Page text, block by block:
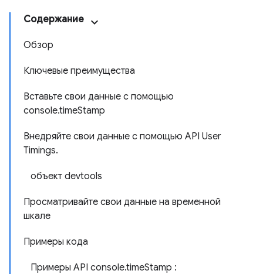
Содержание
Обзор
Ключевые преимущества
Вставьте свои данные с помощью
console.timeStamp
Внедряйте свои данные с помощью API User
Timings.
объект devtools
Просматривайте свои данные на временной
шкале
Примеры кода
Примеры API console.timeStamp :